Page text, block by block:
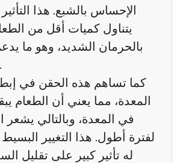
الإحساس بالشبع. هذا
يتناول كميات أقل من
بالحرمان الشديد، وهو ما
بشكل تدريجي.
كما تساهم هذه الحقن في
المعدة، مما يعني أن الطعام
في المعدة، وبالتالي
لفترة أطول. هذا التغيير
له تأثير كبير على تقليل